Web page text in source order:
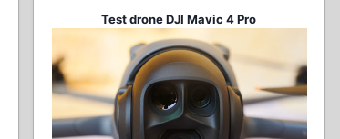
Test drone DJI Mavic 4 Pro